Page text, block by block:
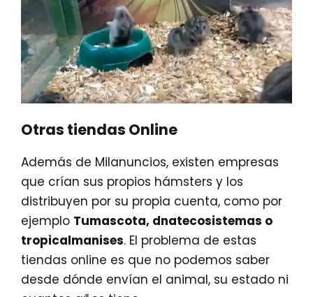
Otras tiendas Online
Además de Milanuncios, existen empresas
que crían sus propios hámsters y los
distribuyen por su propia cuenta, como por
ejemplo Tumascota, dnatecosistemas o
tropicalmanises. El problema de estas
tiendas online es que no podemos saber
desde dónde envían el animal, su estado ni